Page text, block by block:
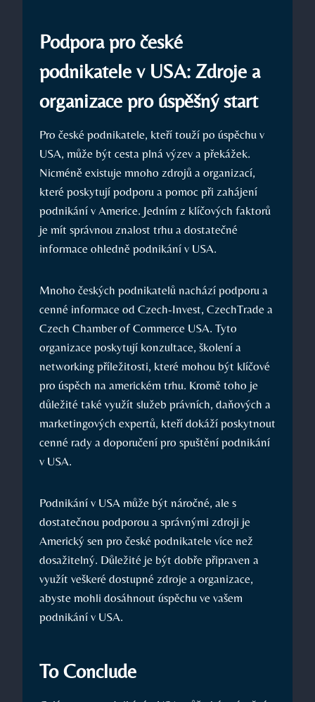
Podpora pro české
podnikatele v USA: Zdroje a
organizace pro úspěšný start
Pro české podnikatele, kteří touží po úspěchu v
USA, může být cesta plná výzev a překážek.
Nicméně existuje mnoho zdrojů a organizací,
které poskytují podporu a pomoc při zahájení
podnikání v Americe. Jedním z klíčových faktorů
je mít správnou znalost trhu a dostatečné
informace ohledně podnikání v USA.
Mnoho českých podnikatelů nachází podporu a
cenné informace od Czech-Invest, CzechTrade a
Czech Chamber of Commerce USA. Tyto
organizace poskytují konzultace, školení a
networking příležitosti, které mohou být klíčové
pro úspěch na americkém trhu. Kromě toho je
důležité také využít služeb právních, daňových a
marketingových expertů, kteří dokáží poskytnout
cenné rady a doporučení pro spuštění podnikání
v USA.
Podnikání v USA může být náročné, ale s
dostatečnou podporou a správnými zdroji je
Americký sen pro české podnikatele více než
dosažitelný. Důležité je být dobře připraven a
využít veškeré dostupné zdroje a organizace,
abyste mohli dosáhnout úspěchu ve vašem
podnikání v USA.
To Conclude